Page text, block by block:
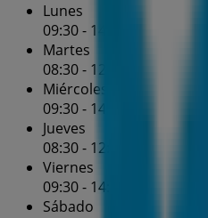
Lunes
09:30 - 14:00
Martes
08:30 - 12:00
Miércoles
09:30 - 14:00
Jueves
08:30 - 12:00
Viernes
09:30 - 14:00
Sábado